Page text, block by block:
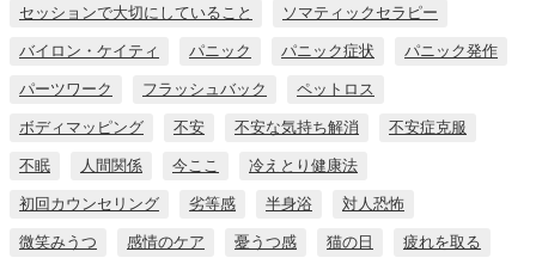
セッションで大切にしていること ソマティックセラピー
バイロン・ケイティ パニック パニック症状 パニック発作
パーツワーク フラッシュバック ペットロス
ボディマッピング 不安 不安な気持ち解消 不安症克服
不眠 人間関係 今ここ 冷えとり健康法
初回カウンセリング 劣等感 半身浴 対人恐怖
微笑みうつ 感情のケア 憂うつ感 猫の日 疲れを取る